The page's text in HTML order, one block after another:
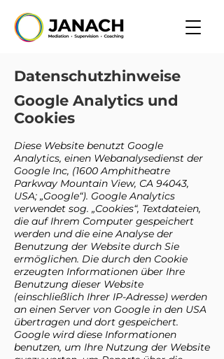
Datenschutzhinweise
Google Analytics und
Cookies
Diese Website benutzt Google
Analytics, einen Webanalysedienst der
Google Inc, (1600 Amphitheatre
Parkway Mountain View, CA 94043,
USA; „Google“). Google Analytics
verwendet sog. „Cookies“, Textdateien,
die auf Ihrem Computer gespeichert
werden und die eine Analyse der
Benutzung der Website durch Sie
ermöglichen. Die durch den Cookie
erzeugten Informationen über Ihre
Benutzung dieser Website
(einschließlich Ihrer IP-Adresse) werden
an einen Server von Google in den USA
übertragen und dort gespeichert.
Google wird diese Informationen
benutzen, um Ihre Nutzung der Website